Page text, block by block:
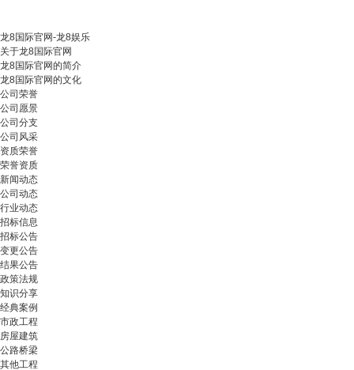
龙8国际官网-龙8娱乐
关于龙8国际官网
龙8国际官网的简介
龙8国际官网的文化
公司荣誉
公司愿景
公司分支
公司风采
资质荣誉
荣誉资质
新闻动态
公司动态
行业动态
招标信息
招标公告
变更公告
结果公告
政策法规
知识分享
经典案例
市政工程
房屋建筑
公路桥梁
其他工程